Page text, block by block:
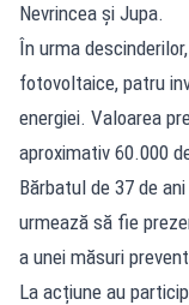
Nevrincea și Jupa.
În urma
fotovoltaice, patru
energiei. Valoarea
aproximativ 60.000
Bărbatul de 37 de
urmează să fie
a unei măsuri
La acțiune au